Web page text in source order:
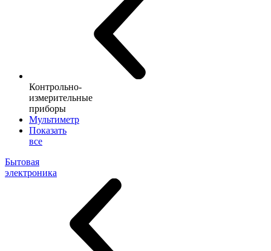
Контрольно-
измерительные
приборы
Мультиметр
Показать
все
Бытовая
электроника